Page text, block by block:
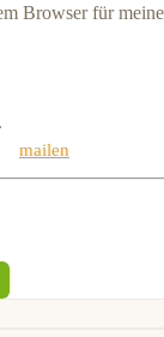
Browser für
mailen